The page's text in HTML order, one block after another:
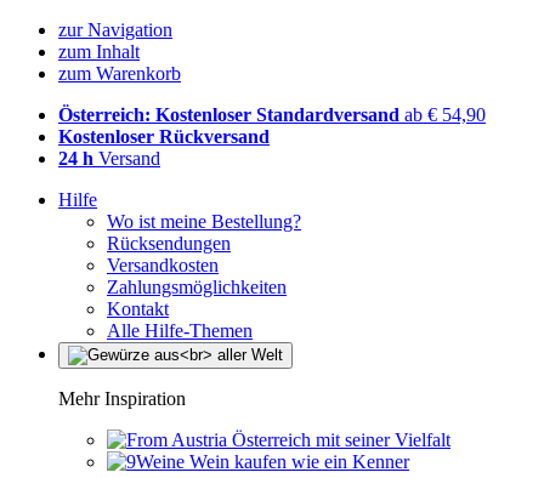
zur Navigation
zum Inhalt
zum Warenkorb
Österreich: Kostenloser Standardversand ab € 54,90
Kostenloser Rückversand
24 h Versand
Hilfe
Wo ist meine Bestellung?
Rücksendungen
Versandkosten
Zahlungsmöglichkeiten
Kontakt
Alle Hilfe-Themen
Mehr Inspiration
Österreich mit seiner Vielfalt
Wein kaufen wie ein Kenner